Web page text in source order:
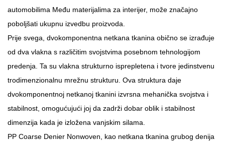
automobilima Među materijalima za interijer, može značajno
poboljšati ukupnu izvedbu proizvoda.
Prije svega, dvokomponentna netkana tkanina obično se izrađuje
od dva vlakna s različitim svojstvima posebnom tehnologijom
predenja. Ta su vlakna strukturno isprepletena i tvore jedinstvenu
trodimenzionalnu mrežnu strukturu. Ova struktura daje
dvokomponentnoj netkanoj tkanini izvrsna mehanička svojstva i
stabilnost, omogućujući joj da zadrži dobar oblik i stabilnost
dimenzija kada je izložena vanjskim silama.
PP Coarse Denier Nonwoven, kao netkana tkanina grubog denija